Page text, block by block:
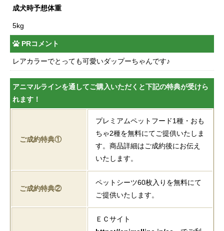
成犬時予想体重
5kg
PRコメント
レアカラーでとっても可愛いダップーちゃんです♪
アニマルラインを通してご購入いただくと下記の特典が受けら
れます！
ご成約特典①
プレミアムペットフード1種・おも
ちゃ2種を無料にてご提供いたしま
す。商品詳細はご成約後にお伝え
いたします。
ご成約特典②
ペットシーツ60枚入りを無料にて
ご提供いたします。
ＥＣサイト